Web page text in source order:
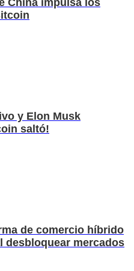
y Elon Musk
saltó!
de comercio híbrido
desbloquear mercados